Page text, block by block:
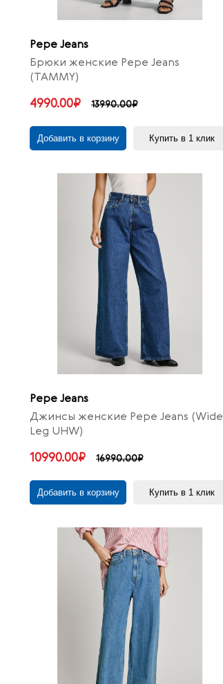
Pepe Jeans
Брюки женские Pepe Jeans
(TAMMY)
4990.00₽ 13990.00₽
Добавить в корзину Купить в 1 клик
Pepe Jeans
Джинсы женские Pepe Jeans (Wide
Leg UHW)
10990.00₽ 16990.00₽
Добавить в корзину Купить в 1 клик